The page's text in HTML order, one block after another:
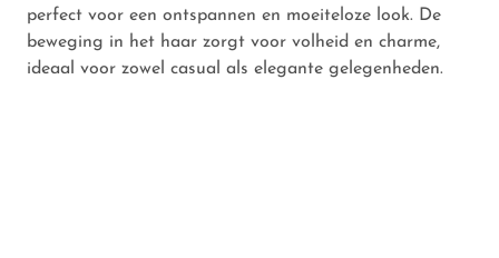
perfect voor een ontspannen en moeiteloze look. De
beweging in het haar zorgt voor volheid en charme,
ideaal voor zowel casual als elegante gelegenheden.